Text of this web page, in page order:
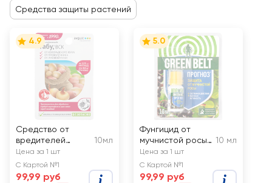
Средства защиты растений
4.9
Средство от
вредителей
AVGUST Табу
10мл
Цена за 1 шт
С Картой №1
99,99 руб
5.0
Фунгицид от
мучнистой росы
Грин Бэлт
Прогноз
10 мл
Цена за 1 шт
С Картой №1
99,99 руб